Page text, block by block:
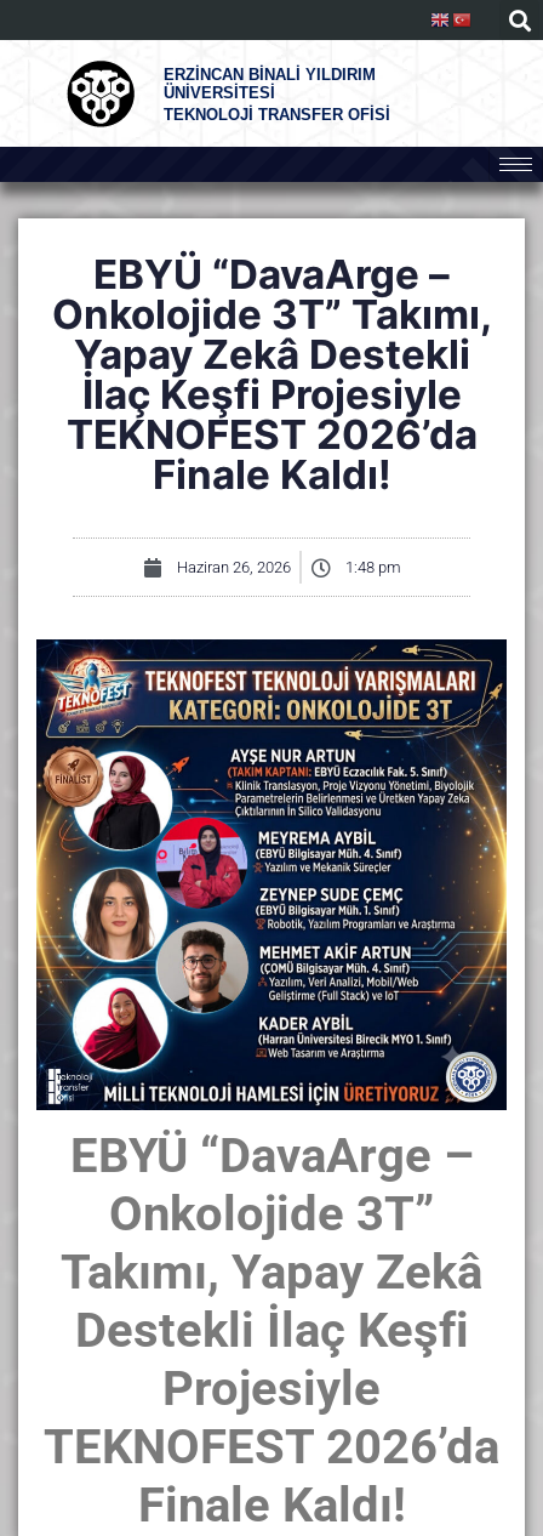
ERZİNCAN BİNALİ YILDIRIM
ÜNİVERSİTESİ
TEKNOLOJİ TRANSFER OFİSİ
EBYÜ “DavaArge –
Onkolojide 3T” Takımı,
Yapay Zekâ Destekli
İlaç Keşfi Projesiyle
TEKNOFEST 2026’da
Finale Kaldı!
Haziran 26, 2026 1:48 pm
EBYÜ “DavaArge –
Onkolojide 3T”
Takımı, Yapay Zekâ
Destekli İlaç Keşfi
Projesiyle
TEKNOFEST 2026’da
Finale Kaldı!